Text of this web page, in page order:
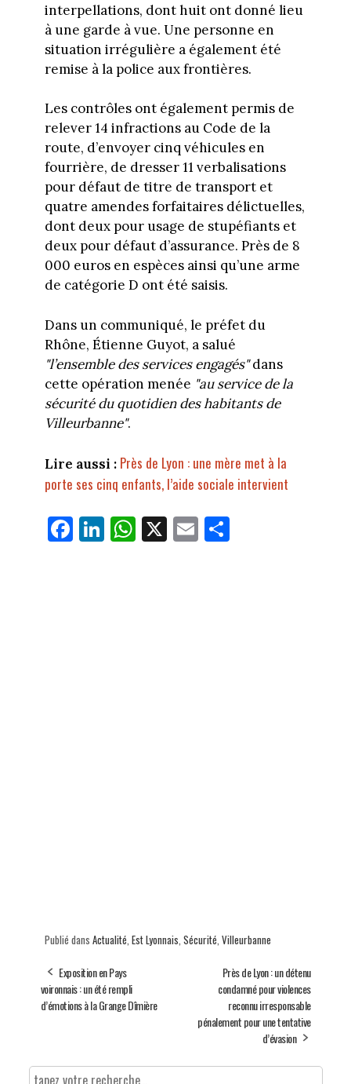
interpellations, dont huit ont donné lieu
à une garde à vue. Une personne en
situation irrégulière a également été
remise à la police aux frontières.
Les contrôles ont également permis de
relever 14 infractions au Code de la
route, d’envoyer cinq véhicules en
fourrière, de dresser 11 verbalisations
pour défaut de titre de transport et
quatre amendes forfaitaires délictuelles,
dont deux pour usage de stupéfiants et
deux pour défaut d’assurance. Près de 8
000 euros en espèces ainsi qu’une arme
de catégorie D ont été saisis.
Dans un communiqué, le préfet du
Rhône, Étienne Guyot, a salué
"l’ensemble des services engagés"dans
cette opération menée "au service de la
sécurité du quotidien des habitants de
Villeurbanne".
Lire aussi : Près de Lyon : une mère met à la
porte ses cinq enfants, l’aide sociale intervient
Fa
ce
Li
nk
W
ha
X E
m
Pa
rt
Publié dans Actualité Est Lyonnais Sécurité Villeurbanne
Exposition en Pays
voironnais : un été rempli
d’émotions à la Grange Dîmière
Près de Lyon : un détenu
condamné pour violences
reconnu irresponsable
pénalement pour une tentative
d’évasion